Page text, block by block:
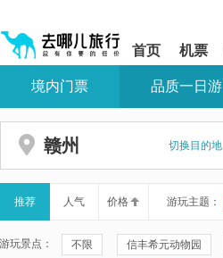
shift+enter
网
导
盲
导
您
站
区,
本
有
首页 机票
您
站
区
境内门票 品质一日游
赣州 切换目的地
推荐 人气 价格 游玩主题：
游玩景点： 不限 信丰希元动物园